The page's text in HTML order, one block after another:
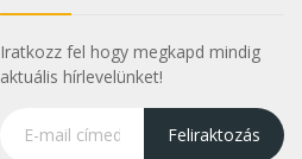
Iratkozz fel hogy megkapd mindig
aktuális hírlevelünket!
Feliraktozás